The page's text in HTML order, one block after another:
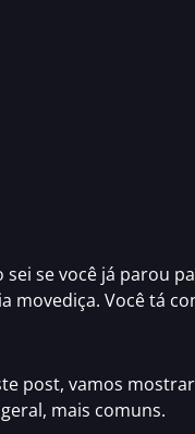
sei se você já parou
movediça. Você tá
post, vamos
mais comuns.